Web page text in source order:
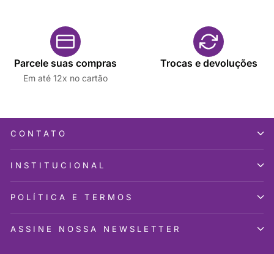
Parcele suas compras
Em até 12x no cartão
Trocas e devoluções
CONTATO
INSTITUCIONAL
POLÍTICA E TERMOS
ASSINE NOSSA NEWSLETTER